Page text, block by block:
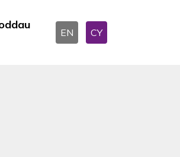
EN CY